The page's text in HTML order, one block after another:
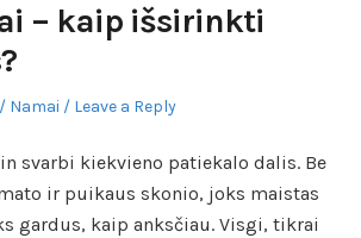
– kaip išsirinkti
Posted
Namai Leave a Reply
svarbi kiekvieno patiekalo dalis. Be
ir puikaus skonio, joks maistas
gardus, kaip anksčiau. Visgi, tikrai